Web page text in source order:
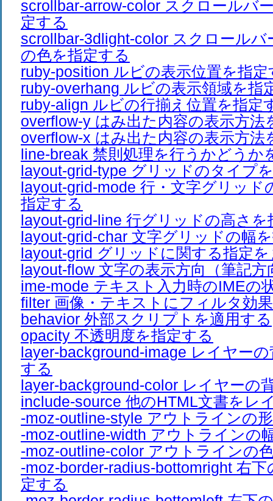
scrollbar-arrow-color スクロールバ
定する
scrollbar-3dlight-color スクロールバ
の色を指定する
ruby-position ルビの表示位置を指定
ruby-overhang ルビの表示領域を指
ruby-align ルビの行揃え位置を指定
overflow-y はみ出た内容の表示方法
overflow-x はみ出た内容の表示方法
line-break 禁則処理を行うかどうか
layout-grid-type グリッドのタイプ
layout-grid-mode 行・文字グリッド
指定する
layout-grid-line 行グリッドの高さを
layout-grid-char 文字グリッドの幅
layout-grid グリッドに関する指定
layout-flow 文字の表示方向（筆記
ime-mode テキスト入力時のIMEの
filter 画像・テキストにフィルタ効
behavior 外部スクリプトを適用する
opacity 不透明度を指定する
layer-background-image レイヤー
する
layer-background-color レイヤーの
include-source 他のHTML文書をレ
-moz-outline-style アウトラインの
-moz-outline-width アウトラインの
-moz-outline-color アウトラインの
-moz-border-radius-bottomright 右
定する